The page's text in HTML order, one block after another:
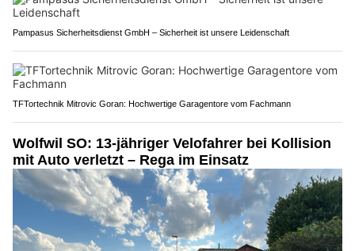
Pampasus Sicherheitsdienst GmbH – Sicherheit ist unsere Leidenschaft
TFTortechnik Mitrovic Goran: Hochwertige Garagentore vom Fachmann
Wolfwil SO: 13-jähriger Velofahrer bei Kollision
mit Auto verletzt – Rega im Einsatz